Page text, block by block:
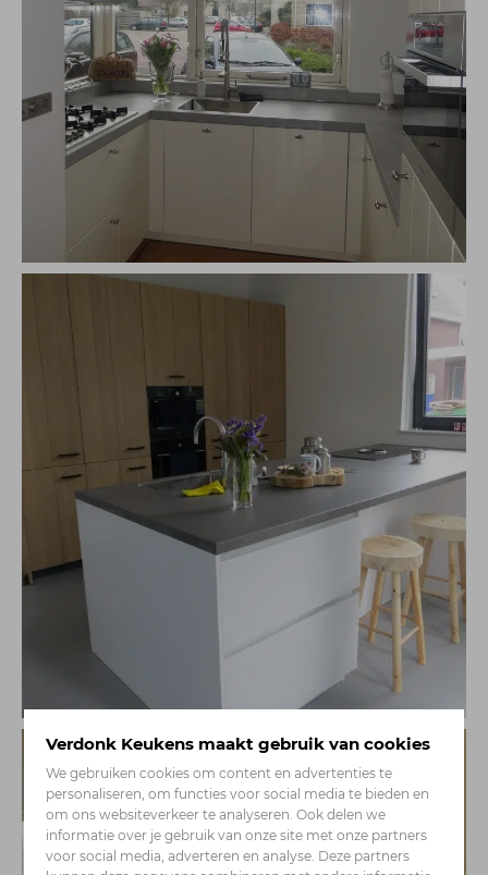
Verdonk Keukens maakt gebruik van cookies
We gebruiken cookies om content en advertenties te
personaliseren, om functies voor social media te bieden en
om ons websiteverkeer te analyseren. Ook delen we
informatie over je gebruik van onze site met onze partners
voor social media, adverteren en analyse. Deze partners